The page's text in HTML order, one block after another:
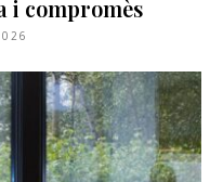
i compromès